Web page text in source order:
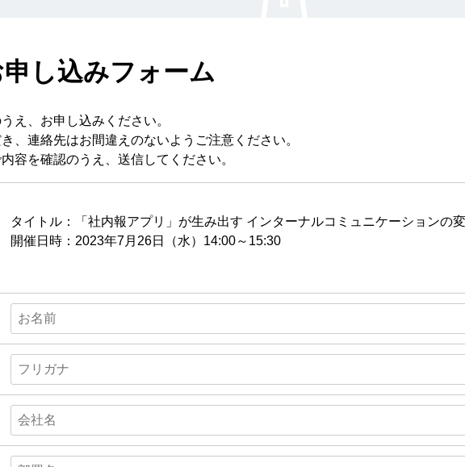
し込みフォーム
え、お申し込みください。
、連絡先はお間違えのないようご注意ください。
容を確認のうえ、送信してください。
タイトル：「社内報アプリ」が生み出す インターナルコミュニケーションの
開催日時：2023年7月26日（水）14:00～15:30